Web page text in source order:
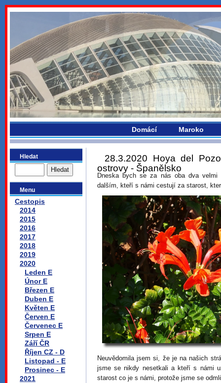
bydlikemevropou.com
Domácí Maroko
Hledat
Menu
Cestopis
2014
2015
2016
2017
2018
2019
2020
Leden E
Únor E
Březen E
Duben E
Květen E
Červen E
Červenec E
Srpen E
Září ČR
Říjen CZ - D
Listopad - E
Prosinec - E
2021
28.3.2020 Hoya del
ostrovy - Španělsko
Dneska bych se za nás oba dva velmi
dalším, kteří s námi cestují za starost,
Neuvědomila jsem si, že je na našich
jsme se nikdy nesetkali a kteří s námi
starost co je s námi, protože jsme se